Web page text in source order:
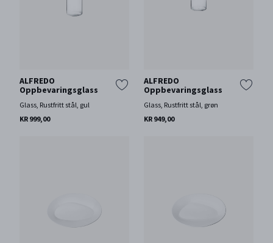
ALFREDO
Oppbevaringsglass
Glass, Rustfritt stål, gul
KR 999,00
ALFREDO
Oppbevaringsglass
Glass, Rustfritt stål, grøn
KR 949,00